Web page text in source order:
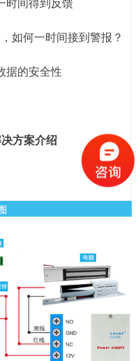
时间得到反馈
如何一时间接到警报？
据的安全性
方案介绍